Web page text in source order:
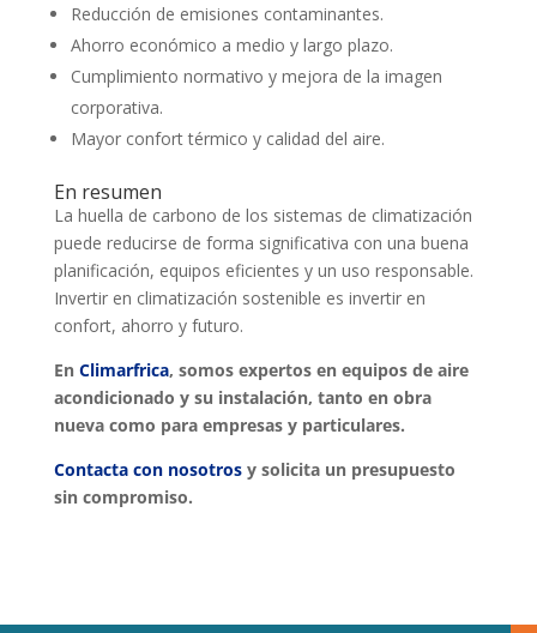
Reducción de emisiones contaminantes.
Ahorro económico a medio y largo plazo.
Cumplimiento normativo y mejora de la imagen
corporativa.
Mayor confort térmico y calidad del aire.
En resumen
La huella de carbono de los sistemas de climatización
puede reducirse de forma significativa con una buena
planificación, equipos eficientes y un uso responsable.
Invertir en climatización sostenible es invertir en
confort, ahorro y futuro.
En Climarfrica, somos expertos en equipos de aire
acondicionado y su instalación, tanto en obra
nueva como para empresas y particulares.
Contacta con nosotrosy solicita un presupuesto
sin compromiso.